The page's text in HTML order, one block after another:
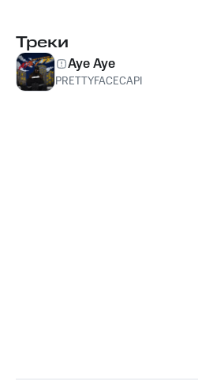
Треки
Aye Aye
PRETTYFACECAPI